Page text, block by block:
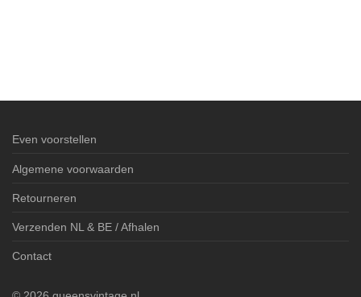
Even voorstellen
Algemene voorwaarden
Retourneren
Verzenden NL & BE / Afhalen
Contact